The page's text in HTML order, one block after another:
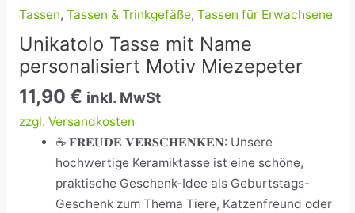
Tassen, Tassen & Trinkgefäße, Tassen für Erwachsene
Unikatolo Tasse mit Name
personalisiert Motiv Miezepeter
11,90 € inkl. MwSt
zzgl. Versandkosten
☕ 𝐅𝐑𝐄𝐔𝐃𝐄 𝐕𝐄𝐑𝐒𝐂𝐇𝐄𝐍𝐊𝐄𝐍: Unsere
hochwertige Keramiktasse ist eine schöne,
praktische Geschenk-Idee als Geburtstags-
Geschenk zum Thema Tiere, Katzenfreund oder